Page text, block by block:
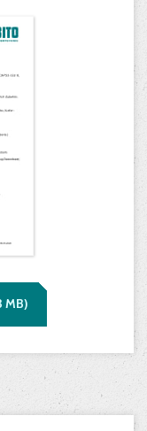
MB)